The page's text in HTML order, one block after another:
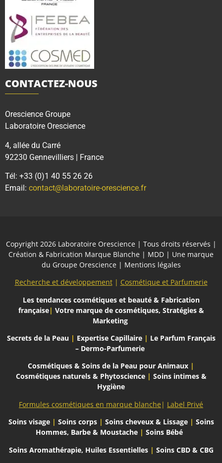
CONTACTEZ-NOUS
Orescience Groupe
Laboratoire Orescience
4, allée du Carré
92230 Gennevilliers | France
Tél: +33 (0)1 40 55 26 26
Email: contact@laboratoire-orescience.fr
Copyright 2026 Laboratoire Orescience | Tous droits réservés |
Création & Fabrication Marque Blanche | MDD | Une marque
du Groupe Orescience| Mentions légales
Recherche et développement| Cosmétique et Parfumerie
Les tendances cosmétiques et beauté& Fabrication
française| Votre marque de cosmétiques, Stratégies &
Marketing
Secrets de la Peau | Expertise Capillaire| Le Parfum Français
– Dermo-Parfumerie
Cosmétiques & Soins de la Peau pour Animaux |
Cosmétiques naturels & Phytoscience | Soins intimes &
Hygiène
Formules cosmétiques en marque blanche | Label Privé
Soins visage | Soins corps | Soins cheveux & Lissage| Soins
Hommes, Barbe & Moustache | Soins Bébé
Soins Aromathérapie, Huiles Essentielles| Soins CBD & CBG